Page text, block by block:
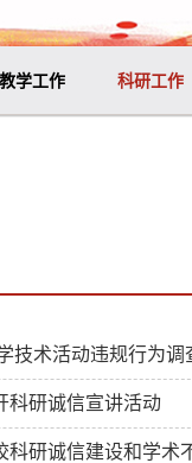
教学工作 科研工作
技术活动违规行为调
科研诚信宣讲活动
科研诚信建设和学术